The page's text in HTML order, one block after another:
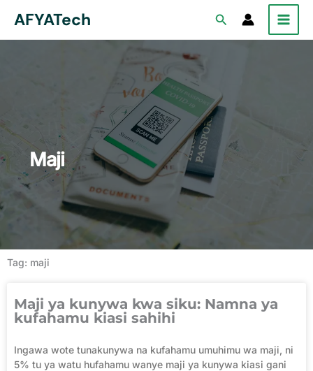
content
AFYATech Search
Maji
Tag: maji
Maji ya kunywa kwa siku: Namna ya
kufahamu kiasi sahihi
Ingawa wote tunakunywa na kufahamu umuhimu wa maji, ni
5% tu ya watu hufahamu wanye maji ya kunywa kiasi gani